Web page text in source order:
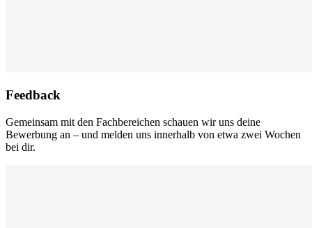
Feedback
Gemeinsam mit den Fachbereichen schauen wir uns deine
Bewerbung an – und melden uns innerhalb von etwa zwei Wochen
bei dir.